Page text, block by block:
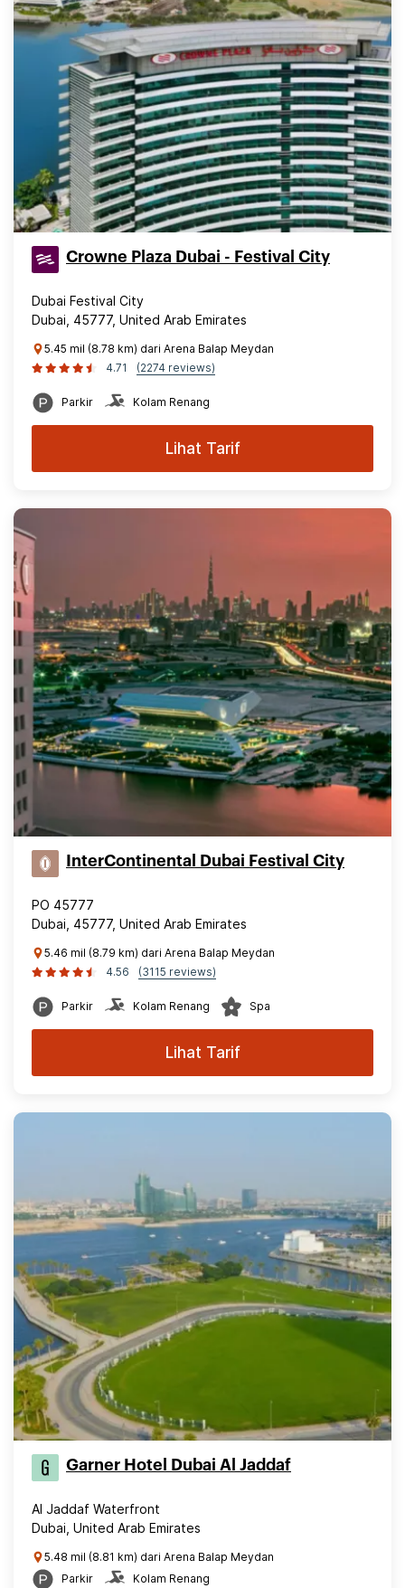
Crowne Plaza Dubai - Festival City
Dubai Festival City
Dubai, 45777, United Arab Emirates
5.45 mil (8.78 km) dari Arena Balap Meydan
4.71
(2274 reviews)
Parkir Kolam Renang
Lihat Tarif
InterContinental Dubai Festival City
PO 45777
Dubai, 45777, United Arab Emirates
5.46 mil (8.79 km) dari Arena Balap Meydan
4.56
(3115 reviews)
Parkir Kolam Renang Spa
Lihat Tarif
Garner Hotel Dubai Al Jaddaf
Al Jaddaf Waterfront
Dubai, United Arab Emirates
5.48 mil (8.81 km) dari Arena Balap Meydan
Parkir
Kolam Renang